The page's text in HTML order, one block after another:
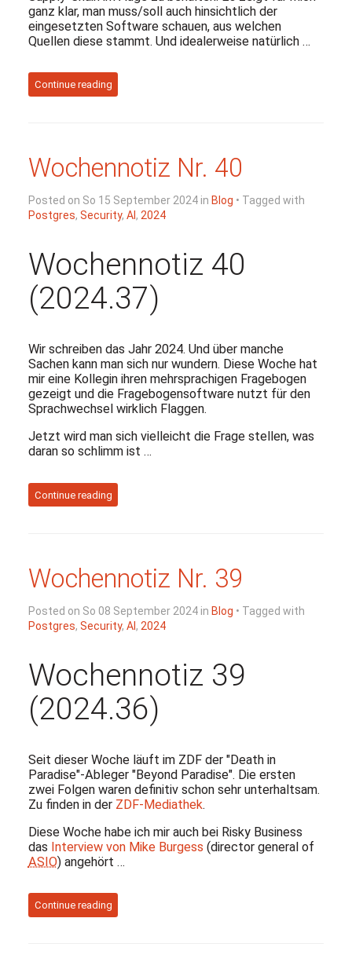
ganz klar, man muss/soll auch hinsichtlich der
eingesetzten Software schauen, aus welchen
Quellen diese stammt. Und idealerweise natürlich …
Continue reading
Wochennotiz Nr. 40
Posted on So 15 September 2024 in Blog • Tagged with
Postgres, Security, AI , 2024
Wochennotiz 40
(2024.37)
Wir schreiben das Jahr 2024. Und über manche
Sachen kann man sich nur wundern. Diese Woche hat
mir eine Kollegin ihren mehrsprachigen Fragebogen
gezeigt und die Fragebogensoftware nutzt für den
Sprachwechsel wirklich Flaggen.
Jetzt wird man sich vielleicht die Frage stellen, was
daran so schlimm ist …
Continue reading
Wochennotiz Nr. 39
Posted on So 08 September 2024 in Blog • Tagged with
Postgres, Security, AI, 2024
Wochennotiz 39
(2024.36)
Seit dieser Woche läuft im ZDF der "Death in
Paradise"-Ableger "Beyond Paradise". Die ersten
zwei Folgen waren definitiv schon sehr unterhaltsam.
Zu finden in der ZDF-Mediathek.
Diese Woche habe ich mir auch bei Risky Business
das Interview von Mike Burgess (director general of
ASIO) angehört …
Continue reading